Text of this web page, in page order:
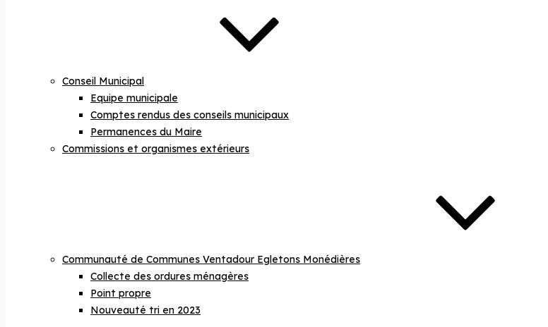
Conseil Municipal
Equipe municipale
Comptes rendus des conseils municipaux
Permanences du Maire
Commissions et organismes extérieurs
Communauté de Communes Ventadour Egletons Monédières
Collecte des ordures ménagères
Point propre
Nouveauté tri en 2023